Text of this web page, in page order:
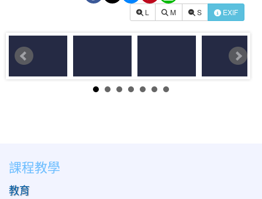
L M S EXIF
課程教學
教育